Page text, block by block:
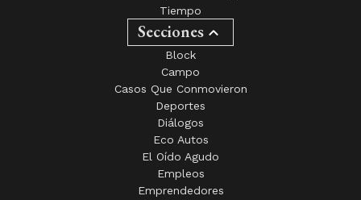
Tiempo
Secciones
Block
Campo
Casos Que Conmovieron
Deportes
Diálogos
Eco Autos
El Oído Agudo
Empleos
Emprendedores